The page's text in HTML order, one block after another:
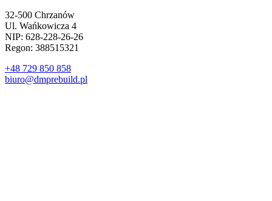
32-500 Chrzanów
Ul. Wańkowicza 4
NIP: 628-228-26-26
Regon: 388515321
+48 729 850 858
biuro@dmprebuild.pl